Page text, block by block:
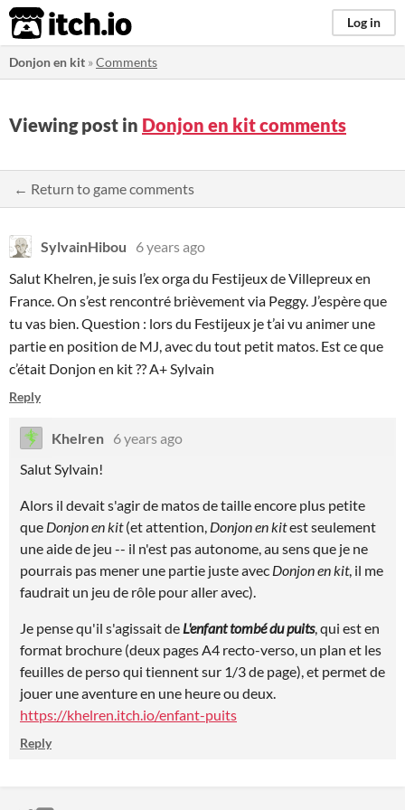
itch.io Log in
Donjon en kit »Comments
Viewing post in Donjon en kit comments
← Return to game comments
SylvainHibou
6 years ago
Salut Khelren, je suis l’ex orga du Festijeux de Villepreux en
France. On s’est rencontré brièvement via Peggy. J’espère que
tu vas bien. Question : lors du Festijeux je t’ai vu animer une
partie en position de MJ, avec du tout petit matos. Est ce que
c’était Donjon en kit ?? A+ Sylvain
Reply
Khelren 6 years ago
Salut Sylvain!
Alors il devait s'agir de matos de taille encore plus petite
que Donjon en kit(et attention, Donjon en kitest seulement
une aide de jeu -- il n'est pas autonome, au sens que je ne
pourrais pas mener une partie juste avec Donjon en kit, il me
faudrait un jeu de rôle pour aller avec).
Je pense qu'il s'agissait de L'enfant tombé du puits, qui est en
format brochure (deux pages A4 recto-verso, un plan et les
feuilles de perso qui tiennent sur 1/3 de page), et permet de
jouer une aventure en une heure ou deux.
https://khelren.itch.io/enfant-puits
Reply